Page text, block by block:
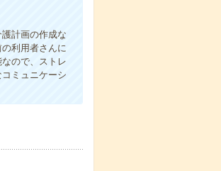
計画の作成な
利用者さんに
ので、ストレ
ミュニケーシ